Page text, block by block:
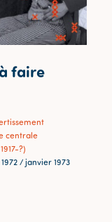
faire
centrale
?)
/ janvier 1973